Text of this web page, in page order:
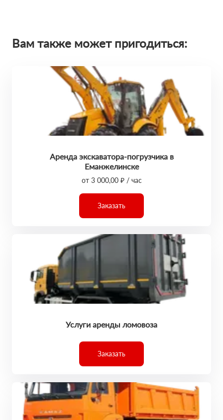
Вам также может пригодиться:
Аренда экскаватора-погрузчика в
Еманжелинске
от 3 000,00 ₽ / час
Заказать
Услуги аренды ломовоза
Заказать